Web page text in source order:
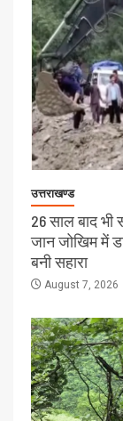
उत्तराखण्ड
26 साल बाद भी
जान जोखिम में
बनी सहारा
August 7, 2026